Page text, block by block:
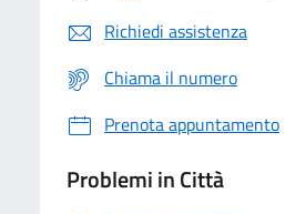
Richiedi assistenza
Chiama il numero
Prenota appuntamento
Problemi in Città